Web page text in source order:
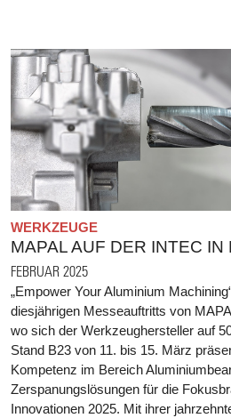
WERKZEUGE
MAPAL AUF DER INTEC IN
FEBRUAR 2025
„Empower Your Aluminium
diesjährigen Messeauftritts von
wo sich der Werkzeughersteller auf
Stand B23 von 11. bis 15. März
Kompetenz im Bereich
Zerspanungslösungen für die
Innovationen 2025. Mit ihrer